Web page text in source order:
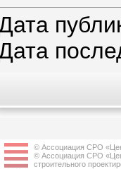
© Ассоциация СРО
© Ассоциация СРО
строительного